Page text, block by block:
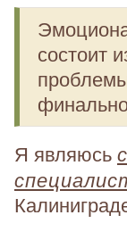
состоит
Я являюсь